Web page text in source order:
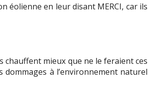
éolienne en leur disant MERCI, car ils
chauffent mieux que ne le feraient ces
à l’environnement naturel